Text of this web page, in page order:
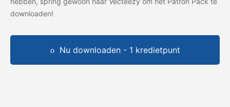
downloaden!
Nu downloaden - 1 kredietpunt